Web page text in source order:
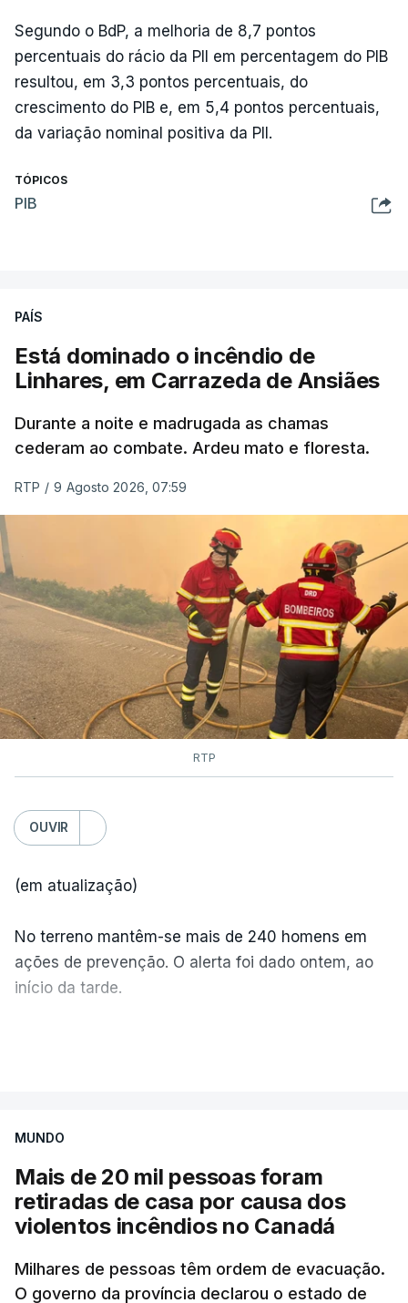
Segundo o BdP, a melhoria de 8,7 pontos
percentuais do rácio da PII em percentagem do PIB
resultou, em 3,3 pontos percentuais, do
crescimento do PIB e, em 5,4 pontos percentuais,
da variação nominal positiva da PII.
TÓPICOS
PIB
PAÍS
Está dominado o incêndio de
Linhares, em Carrazeda de Ansiães
Durante a noite e madrugada as chamas
cederam ao combate. Ardeu mato e floresta.
RTP / 9 Agosto 2026, 07:59
RTP
OUVIR
(em atualização)
No terreno mantêm-se mais de 240 homens em
ações de prevenção. O alerta foi dado ontem, ao
início da tarde.
MUNDO
Mais de 20 mil pessoas foram
retiradas de casa por causa dos
violentos incêndios no Canadá
Milhares de pessoas têm ordem de evacuação.
O governo da província declarou o estado de